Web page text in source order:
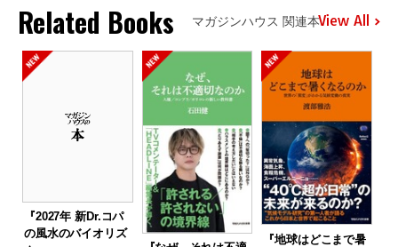
Related Books マガジンハウス 関連本View All
『2027年 新Dr.コパ
の風水のバイオリズ
『地球はどこまで暑